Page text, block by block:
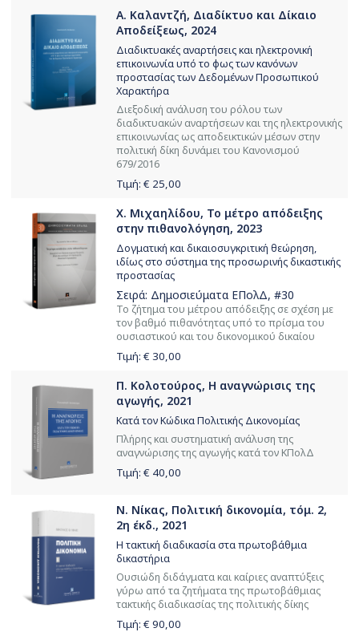
Α. Καλαντζή, Διαδίκτυο και Δίκαιο
Αποδείξεως, 2024
Διαδικτυακές αναρτήσεις και ηλεκτρονική
επικοινωνία υπό το φως των κανόνων
προστασίας των Δεδομένων Προσωπικού
Χαρακτήρα
Διεξοδική ανάλυση του ρόλου των
διαδικτυακών αναρτήσεων και της ηλεκτρονικής
επικοινωνίας ως αποδεικτικών μέσων στην
πολιτική δίκη δυνάμει του Κανονισμού
679/2016
Τιμή: € 25,00
Χ. Μιχαηλίδου, Το μέτρο απόδειξης
στην πιθανολόγηση, 2023
Δογματική και δικαιοσυγκριτική θεώρηση,
ιδίως στο σύστημα της προσωρινής δικαστικής
προστασίας
Σειρά: Δημοσιεύματα ΕΠολΔ, #30
Το ζήτημα του μέτρου απόδειξης σε σχέση με
τον βαθμό πιθανότητας υπό το πρίσμα του
ουσιαστικού και του δικονομικού δικαίου
Τιμή: € 30,00
Π. Κολοτούρος, Η αναγνώρισις της
αγωγής, 2021
Κατά τον Κώδικα Πολιτικής Δικονομίας
Πλήρης και συστηματική ανάλυση της
αναγνώρισης της αγωγής κατά τον ΚΠολΔ
Τιμή: € 40,00
Ν. Νίκας, Πολιτική δικονομία, τόμ. 2,
2η έκδ., 2021
Η τακτική διαδικασία στα πρωτοβάθμια
δικαστήρια
Ουσιώδη διδάγματα και καίριες αναπτύξεις
γύρω από τα ζητήματα της πρωτοβάθμιας
τακτικής διαδικασίας της πολιτικής δίκης
Τιμή: € 90,00